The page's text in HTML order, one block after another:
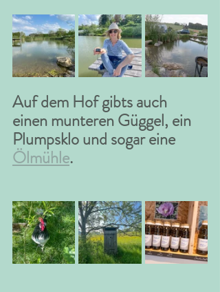
Auf dem Hof gibts auch
einen munteren Güggel, ein
Plumpsklo und sogar eine
Ölmühle.